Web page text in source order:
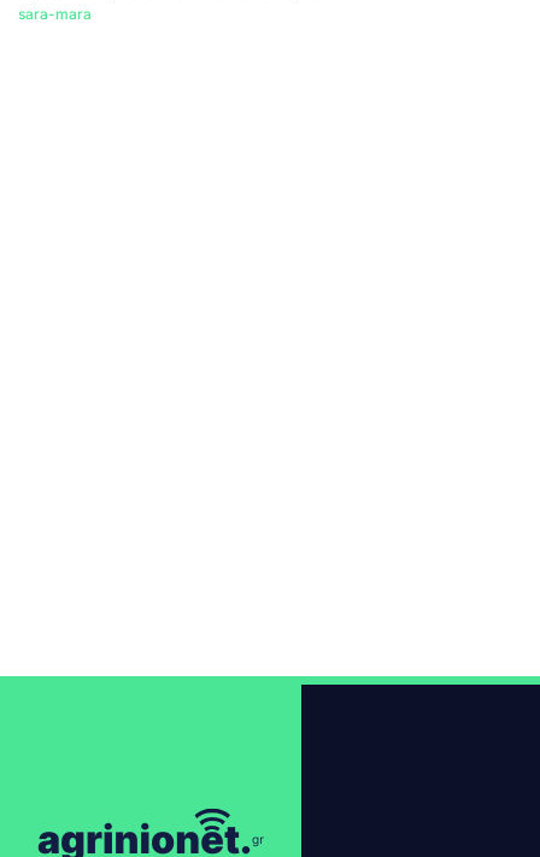
sara-mara